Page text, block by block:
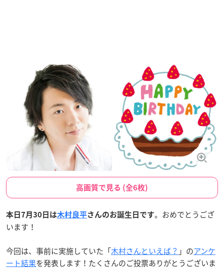
高画質で見る (全6枚)
本日7月30日は木村良平さんのお誕生日です。おめでとうござ
います！
今回は、事前に実施していた「木村さんといえば？ 」のアンケ
ート結果を発表します！たくさんのご投票ありがとうございま